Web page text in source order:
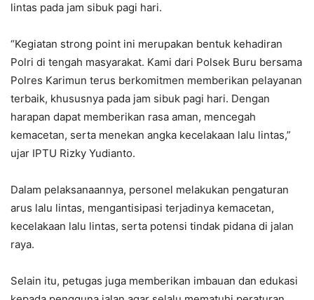
lintas pada jam sibuk pagi hari.
“Kegiatan strong point ini merupakan bentuk kehadiran
Polri di tengah masyarakat. Kami dari Polsek Buru bersama
Polres Karimun terus berkomitmen memberikan pelayanan
terbaik, khususnya pada jam sibuk pagi hari. Dengan
harapan dapat memberikan rasa aman, mencegah
kemacetan, serta menekan angka kecelakaan lalu lintas,”
ujar IPTU Rizky Yudianto.
Dalam pelaksanaannya, personel melakukan pengaturan
arus lalu lintas, mengantisipasi terjadinya kemacetan,
kecelakaan lalu lintas, serta potensi tindak pidana di jalan
raya.
Selain itu, petugas juga memberikan imbauan dan edukasi